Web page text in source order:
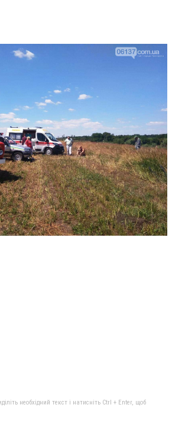
необхідний текст і натисніть Ctrl + Enter, щоб